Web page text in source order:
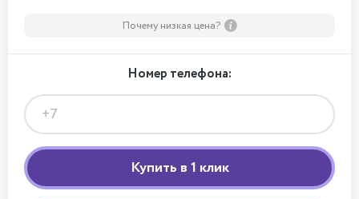
Почему низкая цена?
Номер телефона: